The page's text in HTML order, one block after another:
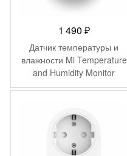
1 490 ₽
Датчик температуры и
влажности Mi Temperature
and Humidity Monitor